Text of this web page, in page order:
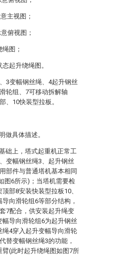
主视图；
俯视图；
图；
起升绕绳图。
3变幅钢丝绳、4起升钢丝
轮组、7可移动拆解轴
、10快装型拉板。
做具体描述。
础上，塔式起重机正常工
变幅钢丝绳3、起升钢丝
部件与普通塔机基本相同
图6所示)；当塔机需要检
部8安装快装型拉板10、
向滑轮组6等部分结构，
7配合，供安装起升绳变
导向滑轮组6为起升钢丝
4穿入起升变幅导向滑轮
替变幅钢丝绳3的功能，
(此时起升绕绳图如图7所